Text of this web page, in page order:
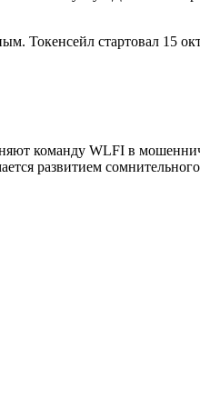
Токенсейл стартовал 15
команду WLFI в
развитием